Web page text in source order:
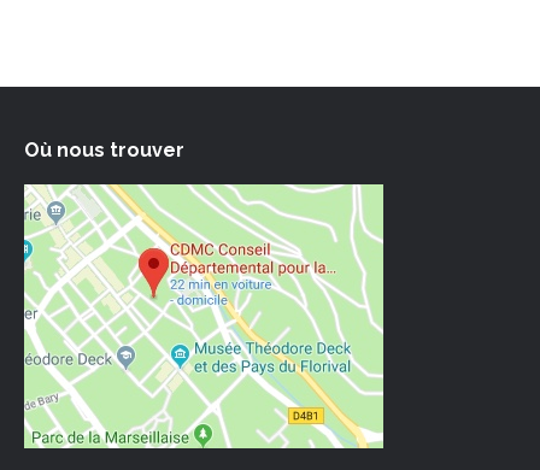
Où nous trouver